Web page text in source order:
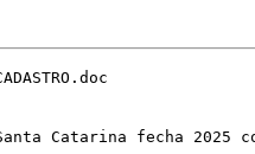
Catarina fecha 2025